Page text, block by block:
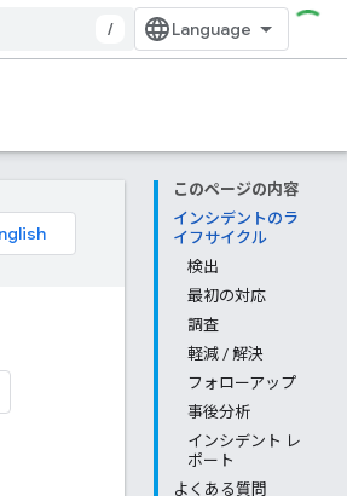
/
このページの内容
インシデントのラ
イフサイクル
検出
最初の対応
調査
軽減 / 解決
フォローアップ
事後分析
インシデント レ
ポート
よくある質問